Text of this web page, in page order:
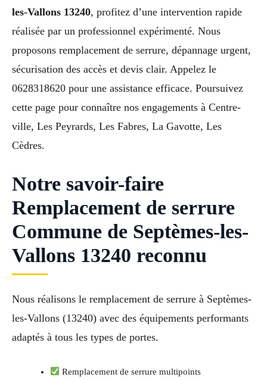
les-Vallons 13240, profitez d’une intervention rapide
réalisée par un professionnel expérimenté. Nous
proposons remplacement de serrure, dépannage urgent,
sécurisation des accès et devis clair. Appelez le
0628318620 pour une assistance efficace. Poursuivez
cette page pour connaître nos engagements à Centre-
ville, Les Peyrards, Les Fabres, La Gavotte, Les
Cèdres.
Notre savoir-faire
Remplacement de serrure
Commune de Septèmes-les-
Vallons 13240 reconnu
Nous réalisons le remplacement de serrure à Septèmes-
les-Vallons (13240) avec des équipements performants
adaptés à tous les types de portes.
Remplacement de serrure multipoints